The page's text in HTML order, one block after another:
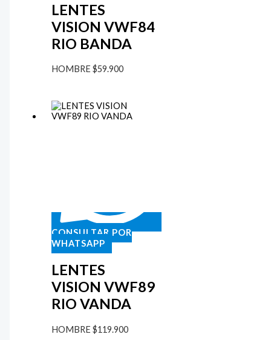
LENTES
VISION VWF84
RIO BANDA
HOMBRE$59.900
CONSULTAR POR
WHATSAPP
LENTES
VISION VWF89
RIO VANDA
HOMBRE$119.900